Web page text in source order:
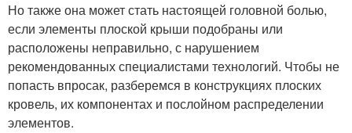
Но также она может стать настоящей головной болью,
если элементы плоской крыши подобраны или
расположены неправильно, с нарушением
рекомендованных специалистами технологий. Чтобы не
попасть впросак, разберемся в конструкциях плоских
кровель, их компонентах и послойном распределении
элементов.